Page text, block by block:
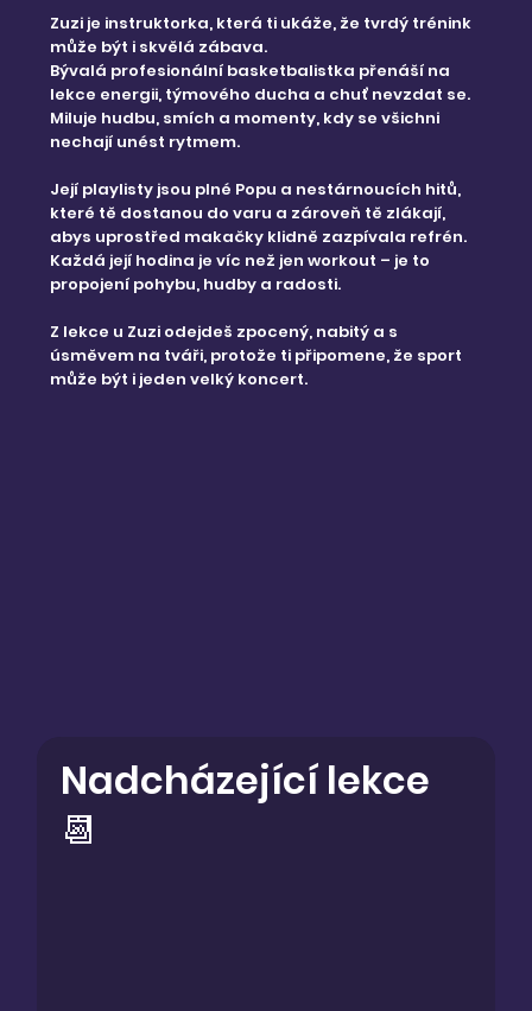
Zuzi je instruktorka, která ti ukáže, že tvrdý trénink
může být i skvělá zábava.
Bývalá profesionální basketbalistka přenáší na
lekce energii, týmového ducha a chuť nevzdat se.
Miluje hudbu, smích a momenty, kdy se všichni
nechají unést rytmem.
Její playlisty jsou plné Popu a nestárnoucích hitů,
které tě dostanou do varu a zároveň tě zlákají,
abys uprostřed makačky klidně zazpívala refrén.
Každá její hodina je víc než jen workout – je to
propojení pohybu, hudby a radosti.
Z lekce u Zuzi odejdeš zpocený, nabitý a s
úsměvem na tváři, protože ti připomene, že sport
může být i jeden velký koncert.
Nadcházející lekce
📆
Nadcházející lekce
📆